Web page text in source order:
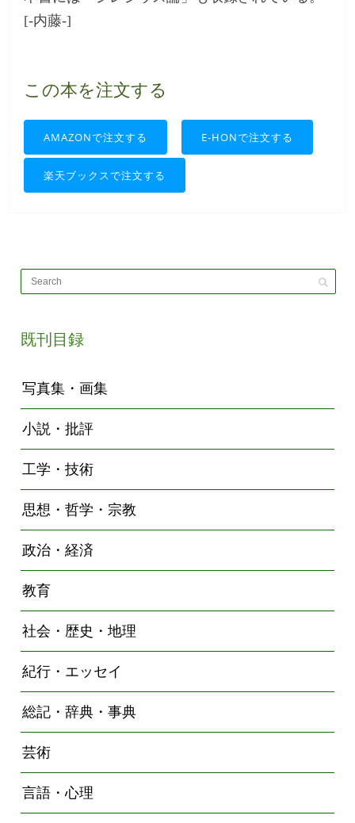
[-内藤-]
この本を注文する
AMAZONで注文する E-HONで注文する
楽天ブックスで注文する
既刊目録
写真集・画集
小説・批評
工学・技術
思想・哲学・宗教
政治・経済
教育
社会・歴史・地理
紀行・エッセイ
総記・辞典・事典
芸術
言語・心理